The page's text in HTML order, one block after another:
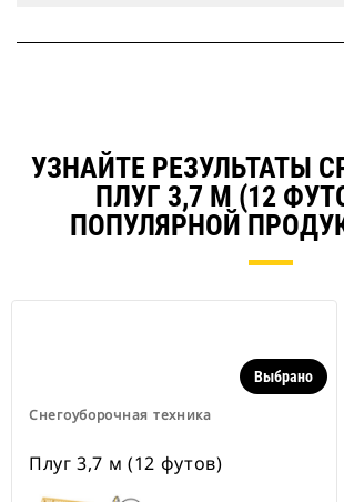
УЗНАЙТЕ РЕЗУЛЬТАТЫ
ПЛУГ 3,7 М (12
ПОПУЛЯРНОЙ
Снегоуборочная техника
Выбрано
Плуг 3,7 м (12 футов)